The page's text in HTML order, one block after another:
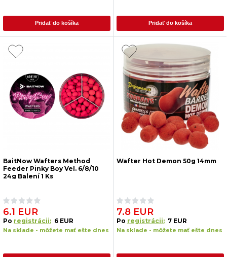
Pridať do košíka Pridať do košíka
BaitNow Wafters Method
Feeder Pinky Boy Vel. 6/8/10
24g Balení 1 Ks
6.1 EUR
Po registrácii: 6 EUR
Na sklade - môžete mať ešte dnes
Wafter Hot Demon 50g 14mm
7.8 EUR
Po registrácii: 7 EUR
Na sklade - môžete mať ešte dnes